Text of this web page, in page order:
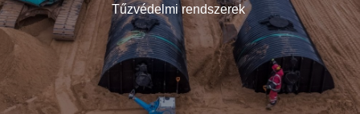
Tűzvédelmi rendszerek